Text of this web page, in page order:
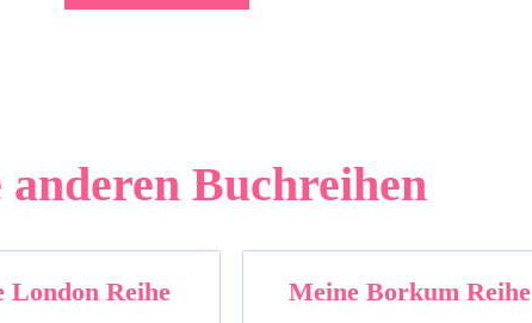
Buchreihen
London Reihe Meine Borkum Reihe